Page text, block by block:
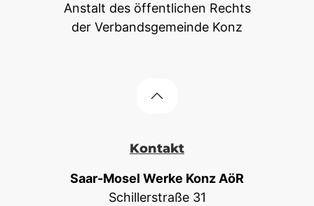
Anstalt des öffentlichen Rechts
der Verbandsgemeinde Konz
Kontakt
Saar-Mosel Werke Konz AöR
Schillerstraße 31